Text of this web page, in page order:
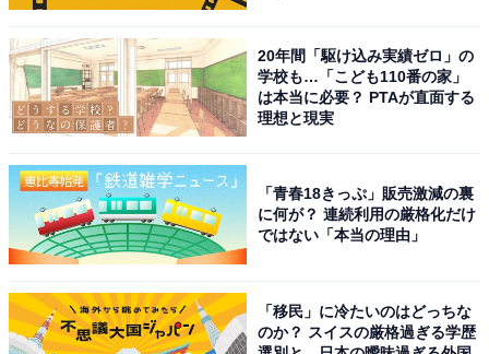
•HDR機能: 暗い場所でもノイズが少なく、自然で鮮明な
映像を実現
•前後独立露出補正: スモークガラス装着車でも最適な明
るさに調整
口コミでは「夜間の画像もクッキリ見える」「後ろの車
のナンバーも確認できるぐらい画質が良い」「暗い夜間
でもはっきりナンバーが映る」という高評価の声が多数
です。
Q4：取り付けは簡単？
20年間「駆け込み実績ゼロ」の
学校も…「こども110番の家」
は本当に必要？ PTAが直面する
理想と現実
「青春18きっぷ」販売激減の裏
に何が？ 連続利用の厳格化だけ
ではない「本当の理由」
「移民」に冷たいのはどっちな
のか？ スイスの厳格過ぎる学歴